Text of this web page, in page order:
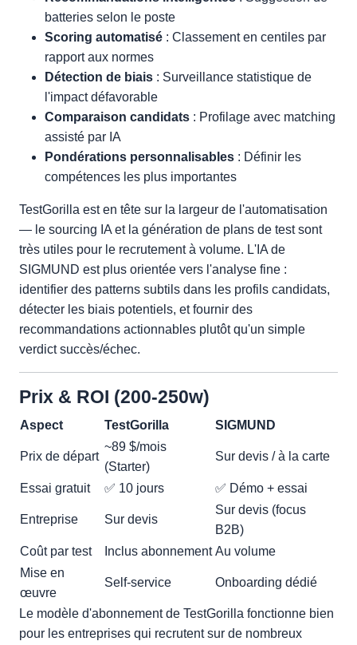
batteries selon le poste
Scoring automatisé : Classement en centiles par
rapport aux normes
Détection de biais : Surveillance statistique de
l'impact défavorable
Comparaison candidats : Profilage avec matching
assisté par IA
Pondérations personnalisables : Définir les
compétences les plus importantes
TestGorilla est en tête sur la largeur de l'automatisation
— le sourcing IA et la génération de plans de test sont
très utiles pour le recrutement à volume. L'IA de
SIGMUND est plus orientée vers l'analyse fine :
identifier des patterns subtils dans les profils candidats,
détecter les biais potentiels, et fournir des
recommandations actionnables plutôt qu'un simple
verdict succès/échec.
Prix & ROI (200-250w)
Aspect TestGorilla SIGMUND
Prix de départ
~89 $/mois
(Starter)
Sur devis / à la carte
Essai gratuit ✅ 10 jours ✅ Démo + essai
Entreprise Sur devis
Sur devis (focus
B2B)
Coût par test
Inclus abonnement Au volume
Mise en
œuvre
Self-service Onboarding dédié
Le modèle d'abonnement de TestGorilla fonctionne bien
pour les entreprises qui recrutent sur de nombreux